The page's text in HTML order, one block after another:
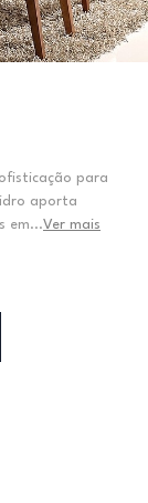
para
aporta
em...Ver mais